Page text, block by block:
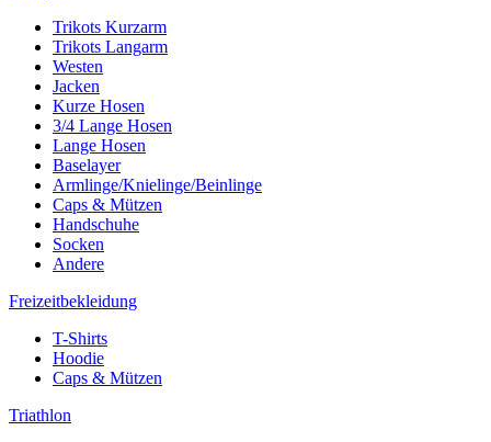
Trikots Kurzarm
Trikots Langarm
Westen
Jacken
Kurze Hosen
3/4 Lange Hosen
Lange Hosen
Baselayer
Armlinge/Knielinge/Beinlinge
Caps & Mützen
Handschuhe
Socken
Andere
Freizeitbekleidung
T-Shirts
Hoodie
Caps & Mützen
Triathlon